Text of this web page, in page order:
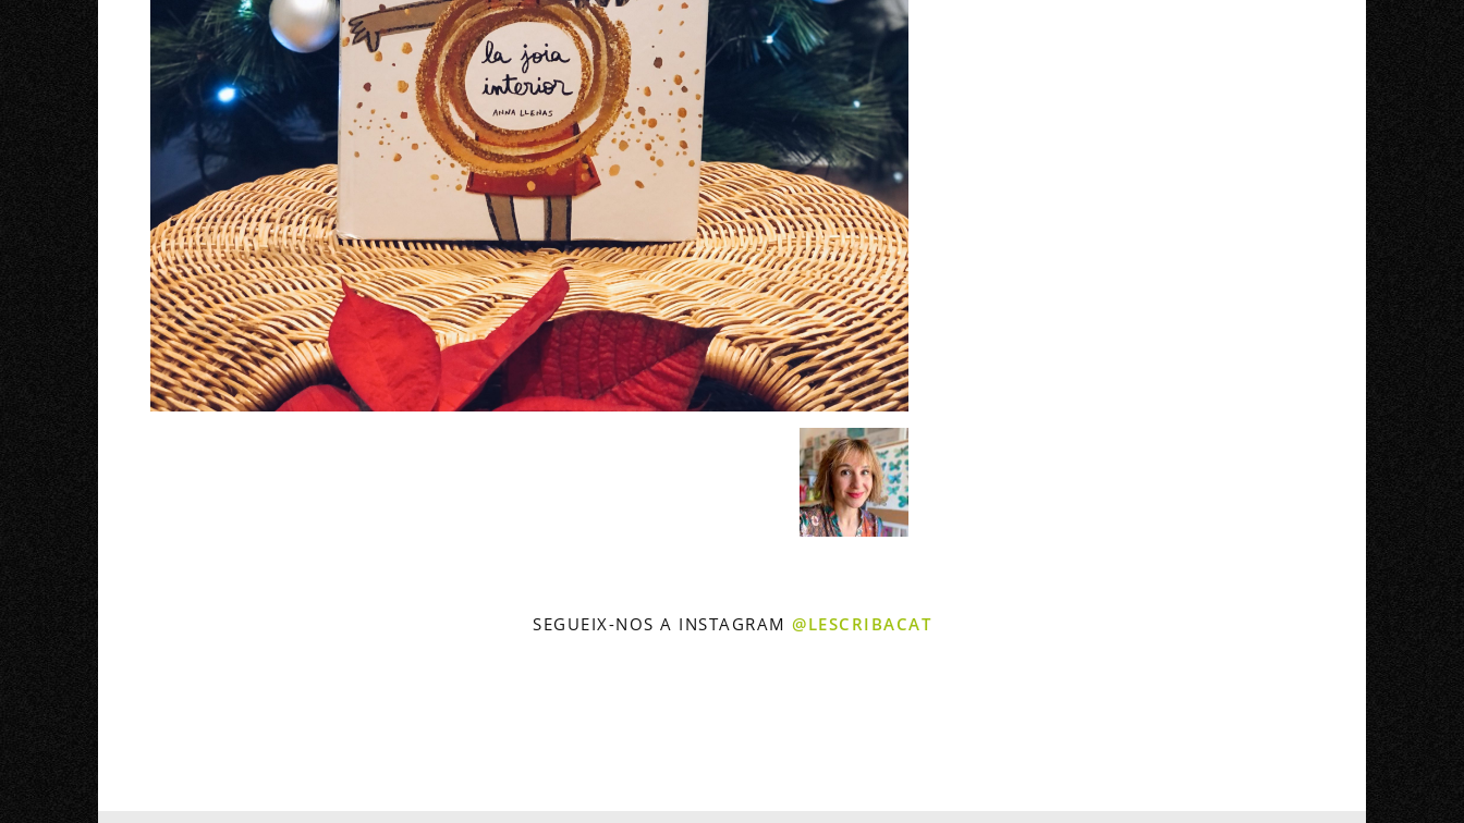
SEGUEIX-NOS A INSTAGRAM @LESCRIBACAT